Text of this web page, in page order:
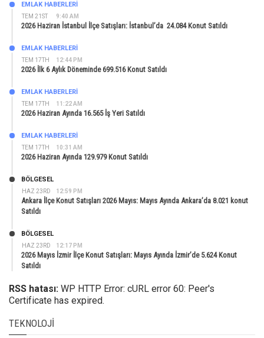
TEM 21ST 9:40 AM
EMLAK HABERLERI
2026 Haziran İstanbul İlçe Satışları: İstanbul’da 24.084 Konut Satıldı
TEM 17TH 12:44 PM
EMLAK HABERLERI
2026 İlk 6 Aylık Döneminde 699.516 Konut Satıldı
TEM 17TH 11:22 AM
EMLAK HABERLERI
2026 Haziran Ayında 16.565 İş Yeri Satıldı
TEM 17TH 10:31 AM
EMLAK HABERLERI
2026 Haziran Ayında 129.979 Konut Satıldı
HAZ 23RD 12:59 PM
BÖLGESEL
Ankara İlçe Konut Satışları 2026 Mayıs: Mayıs Ayında Ankara’da 8.021 konut
Satıldı
HAZ 23RD 12:17 PM
BÖLGESEL
2026 Mayıs İzmir İlçe Konut Satışları: Mayıs Ayında İzmir’de 5.624 Konut
Satıldı
RSS hatası: WP HTTP Error: cURL error 60: Peer's
Certificate has expired.
TEKNOLOJI